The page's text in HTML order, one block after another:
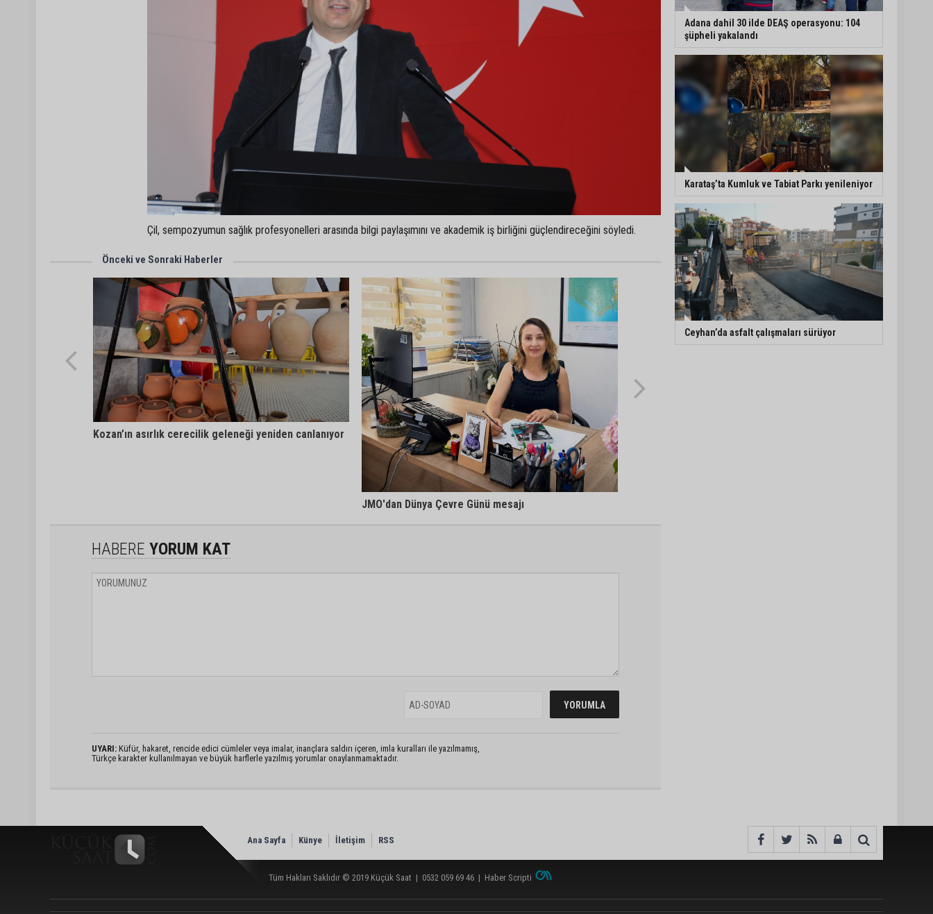
Çil, sempozyumun sağlık profesyonelleri arasında bilgi paylaşımını ve akademik iş birliğini güçlendireceğini söyledi.
Önceki ve Sonraki Haberler
Kozan’ın asırlık cerecilik geleneği yeniden canlanıyor
JMO'dan Dünya Çevre Günü mesajı
HABERE YORUM KAT
UYARI: Küfür, hakaret, rencide edici cümleler veya imalar, inançlara saldırı içeren, imla kuralları ile yazılmamış,
Türkçe karakter kullanılmayan ve büyük harflerle yazılmış yorumlar onaylanmamaktadır.
Adana dahil 30 ilde DEAŞ operasyonu: 104
şüpheli yakalandı
Karataş’ta Kumluk ve Tabiat Parkı yenileniyor
Ceyhan’da asfalt çalışmaları sürüyor
Ana Sayfa Künye İletişim RSS
Tüm Hakları Saklıdır © 2019 Küçük Saat | 0532 059 69 46 | Haber Scripti